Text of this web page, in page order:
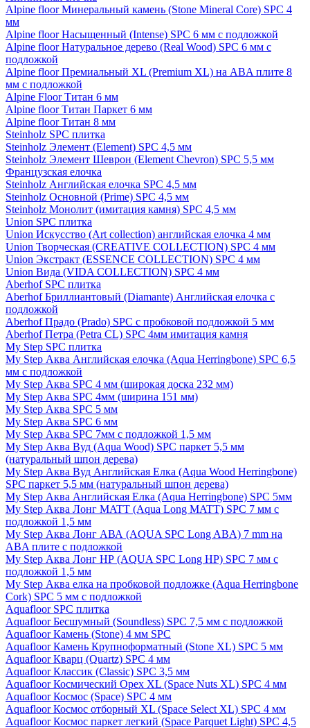
Alpine floor Минеральный камень (Stone Mineral Core) SPC 4
мм
Alpine floor Насыщенный (Intense) SPC 6 мм с подложкой
Alpine floor Натуральное дерево (Real Wood) SPC 6 мм с
подложкой
Alpine floor Премиальный XL (Premium XL) на ABA плите 8
мм с подложкой
Alpine Floor Титан 6 мм
Alpine floor Титан Паркет 6 мм
Alpine floor Титан 8 мм
Steinholz SPC плитка
Steinholz Элемент (Element) SPC 4,5 мм
Steinholz Элемент Шеврон (Element Chevron) SPC 5,5 мм
Французская елочка
Steinholz Английская елочка SPC 4,5 мм
Steinholz Основной (Prime) SPC 4,5 мм
Steinholz Монолит (имитация камня) SPC 4,5 мм
Union SPC плитка
Union Искусство (Art collection) английская елочка 4 мм
Union Творческая (CREATIVE COLLECTION) SPC 4 мм
Union Экстракт (ESSENCE COLLECTION) SPC 4 мм
Union Вида (VIDA COLLECTION) SPC 4 мм
Aberhof SPC плитка
Aberhof Бриллиантовый (Diamante) Английская елочка с
подложкой
Aberhof Прадо (Prado) SPC с пробковой подложкой 5 мм
Aberhof Петра (Petra CL) SPC 4мм имитация камня
My Step SPC плитка
My Step Аква Английская елочка (Aqua Herringbone) SPC 6,5
мм с подложкой
My Step Аква SPC 4 мм (широкая доска 232 мм)
My Step Аква SPC 4мм (ширина 151 мм)
My Step Аква SPC 5 мм
My Step Аква SPC 6 мм
My Step Аква SPC 7мм c подложкой 1,5 мм
My Step Аква Вуд (Aqua Wood) SPC паркет 5,5 мм
(натуральный шпон дерева)
My Step Аква Вуд Английская Елка (Aqua Wood Herringbone)
SPC паркет 5,5 мм (натуральный шпон дерева)
My Step Аква Английская Елка (Aqua Herringbone) SPC 5мм
My Step Аква Лонг MATT (Aqua Long MATT) SPC 7 мм с
подложкой 1,5 мм
My Step Аква Лонг АВА (AQUA SPC Long ABA) 7 mm на
ABA плите с подложкой
My Step Аква Лонг НР (AQUA SPC Long HP) SPC 7 мм с
подложкой 1,5 мм
My Step Аква елка на пробковой подложке (Aqua Herringbone
Cork) SPC 5 мм с подложкой
Aquafloor SPC плитка
Aquafloor Бесшумный (Soundless) SPC 7,5 мм с подложкой
Aquafloor Камень (Stone) 4 мм SPC
Aquafloor Камень Крупноформатный (Stone XL) SPC 5 мм
Aquafloor Кварц (Quartz) SPC 4 мм
Aquafloor Классик (Classic) SPC 3,5 мм
Aquafloor Космический Орех XL (Space Nuts XL) SPC 4 мм
Aquafloor Космос (Space) SPC 4 мм
Aquafloor Космос отборный XL (Space Select XL) SPC 4 мм
Aquafloor Космос паркет легкий (Space Parquet Light) SPC 4,5